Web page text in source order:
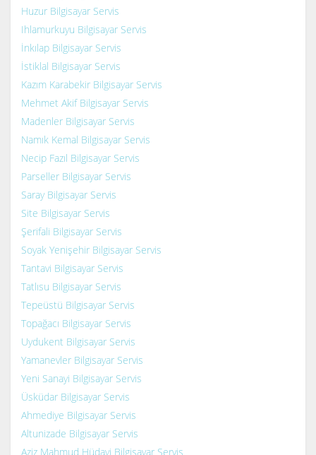
Huzur Bilgisayar Servis
Ihlamurkuyu Bilgisayar Servis
İnkılap Bilgisayar Servis
İstiklal Bilgisayar Servis
Kazım Karabekir Bilgisayar Servis
Mehmet Akif Bilgisayar Servis
Madenler Bilgisayar Servis
Namık Kemal Bilgisayar Servis
Necip Fazıl Bilgisayar Servis
Parseller Bilgisayar Servis
Saray Bilgisayar Servis
Site Bilgisayar Servis
Şerifali Bilgisayar Servis
Soyak Yenişehir Bilgisayar Servis
Tantavi Bilgisayar Servis
Tatlısu Bilgisayar Servis
Tepeüstü Bilgisayar Servis
Topağacı Bilgisayar Servis
Uydukent Bilgisayar Servis
Yamanevler Bilgisayar Servis
Yeni Sanayi Bilgisayar Servis
Üsküdar Bilgisayar Servis
Ahmediye Bilgisayar Servis
Altunizade Bilgisayar Servis
Aziz Mahmud Hüdayi Bilgisayar Servis